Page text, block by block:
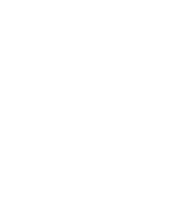
дизайн. Наружная реклама.